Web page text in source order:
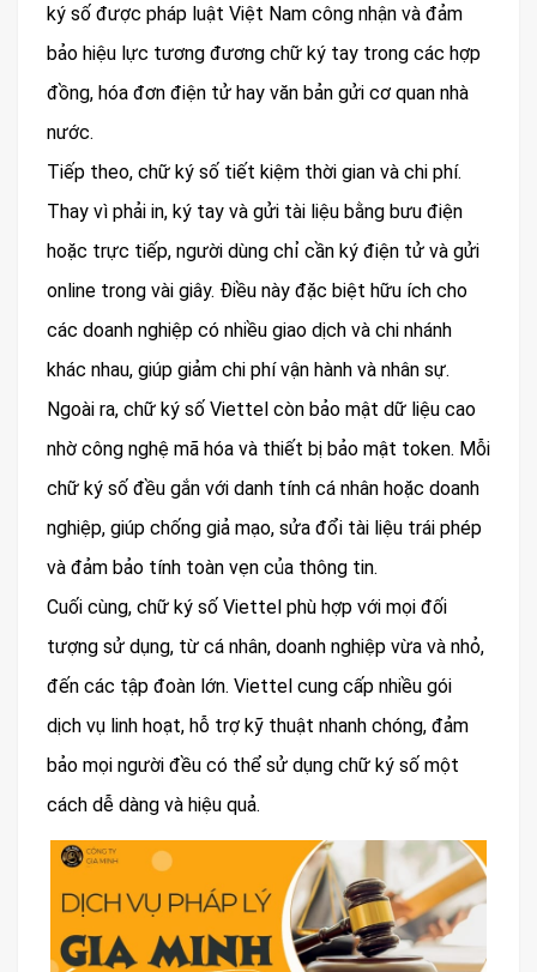
ký số được pháp luật Việt Nam công nhận và đảm
bảo hiệu lực tương đương chữ ký tay trong các hợp
đồng, hóa đơn điện tử hay văn bản gửi cơ quan nhà
nước.
Tiếp theo, chữ ký số tiết kiệm thời gian và chi phí.
Thay vì phải in, ký tay và gửi tài liệu bằng bưu điện
hoặc trực tiếp, người dùng chỉ cần ký điện tử và gửi
online trong vài giây. Điều này đặc biệt hữu ích cho
các doanh nghiệp có nhiều giao dịch và chi nhánh
khác nhau, giúp giảm chi phí vận hành và nhân sự.
Ngoài ra, chữ ký số Viettel còn bảo mật dữ liệu cao
nhờ công nghệ mã hóa và thiết bị bảo mật token. Mỗi
chữ ký số đều gắn với danh tính cá nhân hoặc doanh
nghiệp, giúp chống giả mạo, sửa đổi tài liệu trái phép
và đảm bảo tính toàn vẹn của thông tin.
Cuối cùng, chữ ký số Viettel phù hợp với mọi đối
tượng sử dụng, từ cá nhân, doanh nghiệp vừa và nhỏ,
đến các tập đoàn lớn. Viettel cung cấp nhiều gói
dịch vụ linh hoạt, hỗ trợ kỹ thuật nhanh chóng, đảm
bảo mọi người đều có thể sử dụng chữ ký số một
cách dễ dàng và hiệu quả.